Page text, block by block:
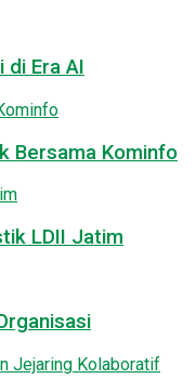
di Era AI
Bersama Kominfo
LDII Jatim